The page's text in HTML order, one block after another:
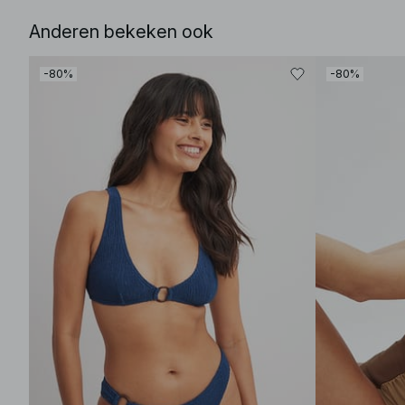
Anderen bekeken ook
-80% -80%